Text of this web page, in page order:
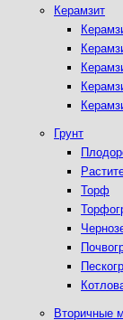
Керамзит
Грунт
Торф
Вторичные